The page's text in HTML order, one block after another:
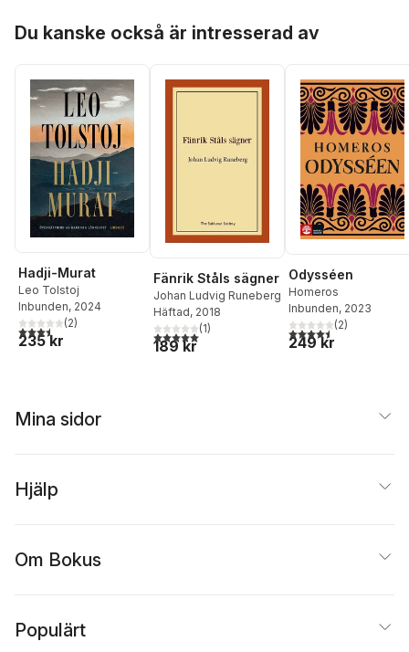
Du kanske också är intresserad av
Hadji-Murat
Leo Tolstoj
Inbunden, 2024
3,5utav 5 stjärnor. Totalt antal röster:
(2)
235 kr
Fänrik Ståls sägner
Johan Ludvig Runeberg
Häftad, 2018
5,0utav 5 stjärnor. Totalt antal röster:
(1)
189 kr
Odysséen
Homeros
Inbunden, 2023
4,5utav 5 stjärnor.
(2)
249 kr
Mina sidor
Hjälp
Om Bokus
Populärt